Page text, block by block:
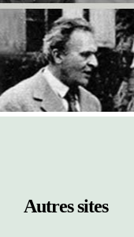
Autres sites